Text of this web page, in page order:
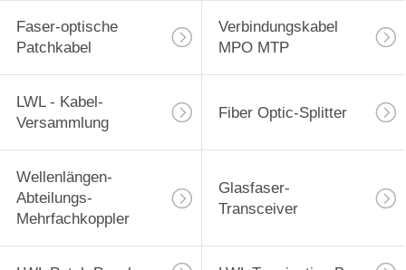
Faser-optische
Patchkabel
Verbindungskabel
MPO MTP
LWL - Kabel-
Versammlung
Fiber Optic-Splitter
Wellenlängen-
Abteilungs-
Mehrfachkoppler
Glasfaser-
Transceiver